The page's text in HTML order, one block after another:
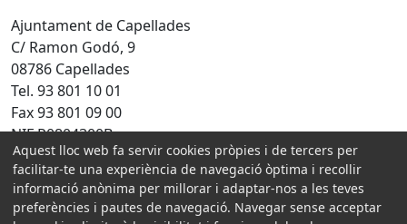
Ajuntament de Capellades
C/ Ramon Godó, 9
08786 Capellades
Tel. 93 801 10 01
Fax 93 801 09 00
NIF P0804300B
Amb la col·laboració de:
Aquest lloc web fa servir cookies pròpies i de tercers per
facilitar-te una experiència de navegació òptima i recollir
informació anònima per millorar i adaptar-nos a les teves
preferències i pautes de navegació. Navegar sense acceptar